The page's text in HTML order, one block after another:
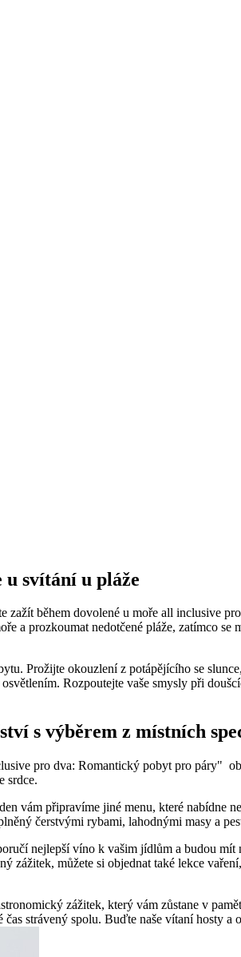
svítání ​u‍ pláže
během dovolené u moře all inclusive
prozkoumat nedotčené pláže, zatímco se⁣
Prožijte okouzlení z potápějícího se
Rozpoutejte vaše smysly⁤ při‍
s výběrem ‌z místních
pro dva: Romantický pobyt pro páry"
srdce.
vám⁤ připravíme jiné​ menu, které nabídne
čerstvými rybami, ⁣lahodnými masy‍ a
nejlepší​ víno k⁣ vašim jídlům a budou mít
můžete⁣ si objednat také lekce
‌zážitek, který vám zůstane v
strávený spolu. Buďte naše vítaní hosty a